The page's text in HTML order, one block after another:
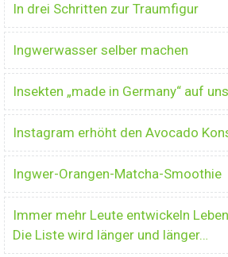
In drei Schritten zur Traumfigur
Ingwerwasser selber machen
Insekten „made in Germany“ auf
Instagram erhöht den Avocado
Ingwer-Orangen-Matcha-Smoothie
Immer mehr Leute entwickeln
Die Liste wird länger und länger…